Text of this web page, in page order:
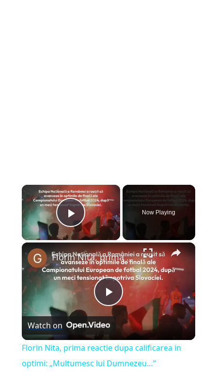
×
Play Video
Now Playing
×
Play
Video
Florin Nita, prima reactie dupa calificarea in optimi: „Multumesc lui Dumnezeu…”
Watch on
Florin Nita, prima reactie dupa calificarea in
optimi: „Multumesc lui Dumnezeu…”